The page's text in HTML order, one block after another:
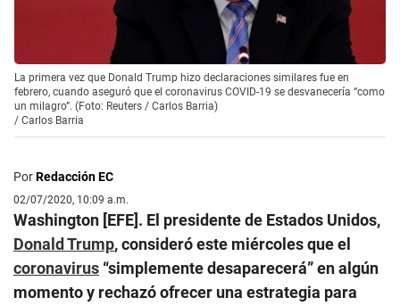
La primera vez que Donald Trump hizo declaraciones similares fue en
febrero, cuando aseguró que el coronavirus COVID-19 se desvanecería “como
un milagro”. (Foto: Reuters / Carlos Barria)
/ Carlos Barria
PorRedacción EC
02/07/2020, 10:09 a.m.
Washington [EFE]. El presidente de Estados Unidos,
Donald Trump, consideró este miércoles que el
coronavirus “simplemente desaparecerá” en algún
momento y rechazó ofrecer una estrategia para